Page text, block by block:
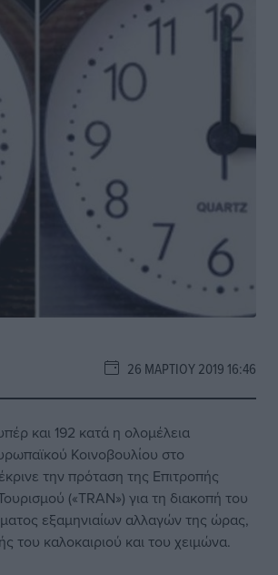
26 ΜΑΡΤΊΟΥ 2019 16:46
και 192 κατά η ολομέλεια
Κοινοβουλίου στο
την πρόταση της Επιτροπής
(«TRAN») για τη διακοπή του
εξαμηνιαίων αλλαγών της ώρας,
του καλοκαιριού και του χειμώνα.